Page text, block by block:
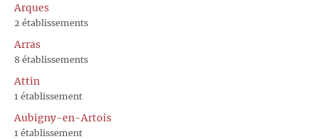
Arques
2 établissements
Arras
8 établissements
Attin
1 établissement
Aubigny-en-Artois
1 établissement